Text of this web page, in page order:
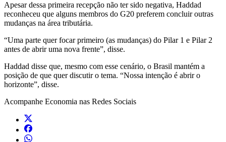
Apesar dessa primeira recepção não ter sido negativa, Haddad
reconheceu que alguns membros do G20 preferem concluir outras
mudanças na área tributária.
“Uma parte quer focar primeiro (as mudanças) do Pilar 1 e Pilar 2
antes de abrir uma nova frente”, disse.
Haddad disse que, mesmo com esse cenário, o Brasil mantém a
posição de que quer discutir o tema. “Nossa intenção é abrir o
horizonte”, disse.
Acompanhe Economia nas Redes Sociais